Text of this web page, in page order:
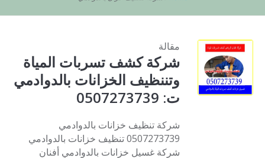
مقالة
شركة كشف تسربات المياة
وتننظيف الخزانات بالدوادمي
ت: 0507273739
شركة تنظيف خزانات بالدوادمي
0507273739 تنظيف خزانات بالدوادمي
شركة غسيل خزانات بالدوادمي أفنان